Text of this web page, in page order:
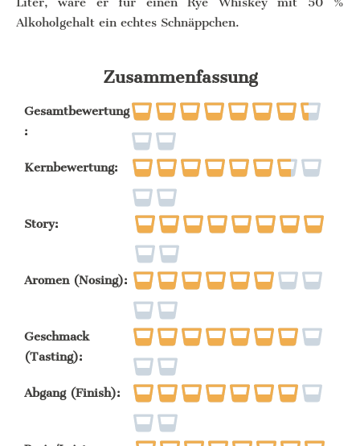
Alkoholgehalt ein echtes Schnäppchen.
Zusammenfassung
Gesamtbewertung
:
Kernbewertung:
Story:
Aromen (Nosing):
Geschmack
(Tasting):
Abgang (Finish):